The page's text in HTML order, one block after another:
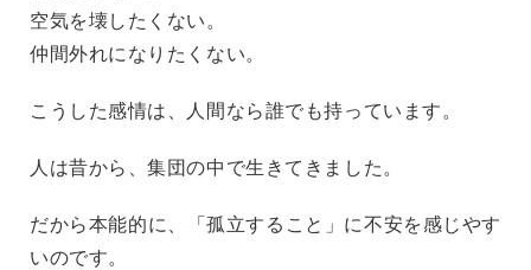
空気を壊したくない。
仲間外れになりたくない。
こうした感情は、人間なら誰でも持っています。
人は昔から、集団の中で生きてきました。
だから本能的に、「孤立すること」に不安を感じやす
いのです。